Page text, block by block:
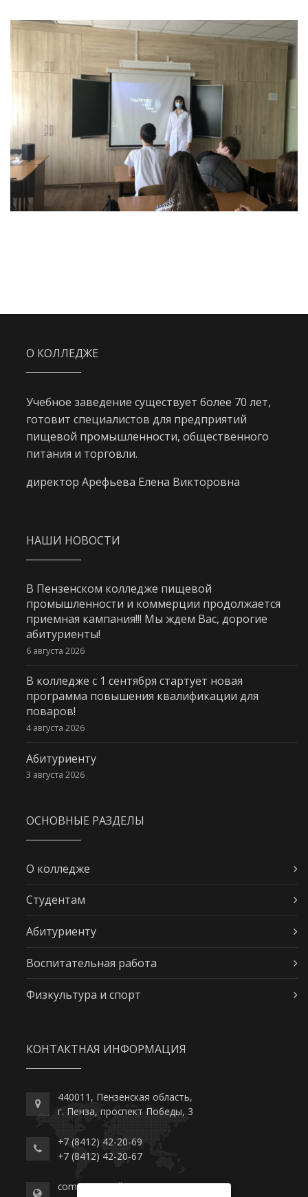
О КОЛЛЕДЖЕ
Учебное заведение существует более 70 лет,
готовит специалистов для предприятий
пищевой промышленности, общественного
питания и торговли.
директор Арефьева Елена Викторовна
НАШИ НОВОСТИ
В Пензенском колледже пищевой
промышленности и коммерции продолжается
приемная кампания!!! Мы ждем Вас, дорогие
абитуриенты!
6 августа 2026
В колледже с 1 сентября стартует новая
программа повышения квалификации для
поваров!
4 августа 2026
Абитуриенту
3 августа 2026
ОСНОВНЫЕ РАЗДЕЛЫ
О колледже
Студентам
Абитуриенту
Воспитательная работа
Физкультура и спорт
КОНТАКТНАЯ ИНФОРМАЦИЯ
440011, Пензенская область,
г. Пенза, проспект Победы, 3
+7 (8412) 42-20-69
+7 (8412) 42-20-67
commerce-college.ru